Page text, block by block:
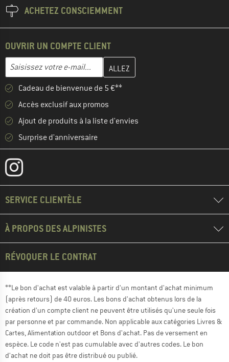
ACHETEZ CONSCIEMMENT
OUVRIR UN COMPTE CLIENT
Adresse e-mail
Entrez votre adresse e-mail ici et créez votre compte client à la
Cadeau de bienvenue de 5 €**
Accès exclusif aux promos
Ajout de produits à la liste d'envies
Surprise d'anniversaire
SERVICE CLIENTÈLE
À PROPOS DES ALPINISTES
RÉVOQUER LE CONTRAT
**Le bon d'achat est valable à partir d'un montant d'achat minimum
(après retours) de 40 euros. Les bons d'achat obtenus lors de la
création d'un compte client ne peuvent être utilisés qu'une seule fois
par personne et par commande. Non applicable aux catégories Livres &
Cartes, Alimentation outdoor et Bons d'achat. Pas de versement en
espèce. Le code n'est pas cumulable avec d'autres codes. Le bon
d'achat ne doit pas être distribué ou publié.